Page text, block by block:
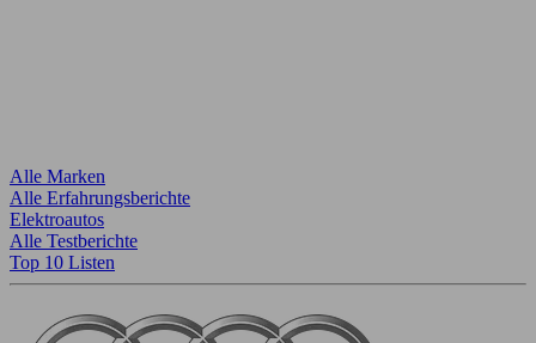
Alle Marken
Alle Erfahrungsberichte
Elektroautos
Alle Testberichte
Top 10 Listen